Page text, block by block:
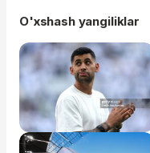
O'xshash yangiliklar